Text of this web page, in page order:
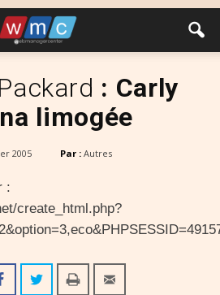
: Carly
limogée
2005 Par : Autres
:
create_html.php?